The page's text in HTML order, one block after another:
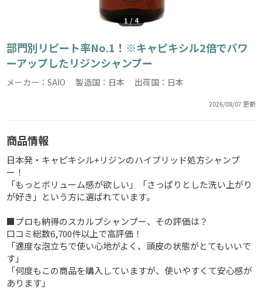
1 /4
部門別リピート率No.1！※キャピキシル2倍でパワ
ーアップしたリジンシャンプー
メーカー：SAIO 製造国：日本 出荷国：日本
2026/08/07 更新
商品情報
日本発・キャピキシル+リジンのハイブリッド処方シャンプ
ー！
「もっとボリューム感が欲しい」「さっぱりとした洗い上がり
が好き」という方に選ばれています。
■プロも納得のスカルプシャンプー、その評価は？
口コミ総数6,700件以上で高評価！
「適度な泡立ちで使い心地がよく、頭皮の状態がとてもいいで
す」
「何度もこの商品を購入していますが、使いやすくて安心感が
あります」